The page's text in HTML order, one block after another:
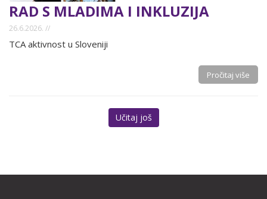
RAD S MLADIMA I INKLUZIJA
26.6.2026. //
TCA aktivnost u Sloveniji
Pročitaj više
Učitaj još